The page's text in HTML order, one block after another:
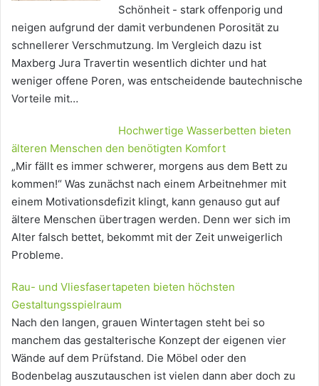
Schönheit - stark offenporig und
neigen aufgrund der damit verbundenen Porosität zu
schnellerer Verschmutzung. Im Vergleich dazu ist
Maxberg Jura Travertin wesentlich dichter und hat
weniger offene Poren, was entscheidende bautechnische
Vorteile mit…
Hochwertige Wasserbetten bieten
älteren Menschen den benötigten Komfort
„Mir fällt es immer schwerer, morgens aus dem Bett zu
kommen!“ Was zunächst nach einem Arbeitnehmer mit
einem Motivationsdefizit klingt, kann genauso gut auf
ältere Menschen übertragen werden. Denn wer sich im
Alter falsch bettet, bekommt mit der Zeit unweigerlich
Probleme.
Rau- und Vliesfasertapeten bieten höchsten
Gestaltungsspielraum
Nach den langen, grauen Wintertagen steht bei so
manchem das gestalterische Konzept der eigenen vier
Wände auf dem Prüfstand. Die Möbel oder den
Bodenbelag auszutauschen ist vielen dann aber doch zu